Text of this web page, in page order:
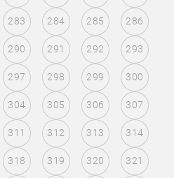
283 284 285 286
290 291 292 293
297 298 299 300
304 305 306 307
311 312 313 314
318 319 320 321